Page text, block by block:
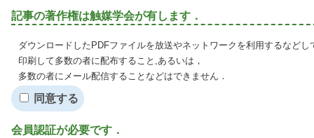
記事の著作権は触媒学会が有します．
ダウンロードしたPDFファイルを放送やネットワークを利用するなど
印刷して多数の者に配布すること,あるいは，
多数の者にメール配信することなどはできません．
同意する
会員認証が必要です．